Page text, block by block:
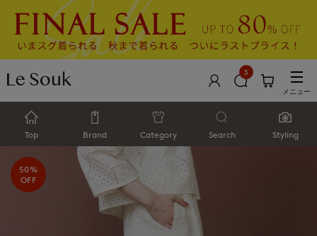
3
メニュー
Top Brand Category Search Styling
50%
OFF